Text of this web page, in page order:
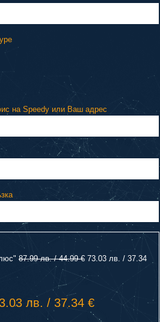
на Speedy или Ваш адрес
87.99 лв. / 44.99 € 73.03 лв. / 37.34
лв. / 37.34 €